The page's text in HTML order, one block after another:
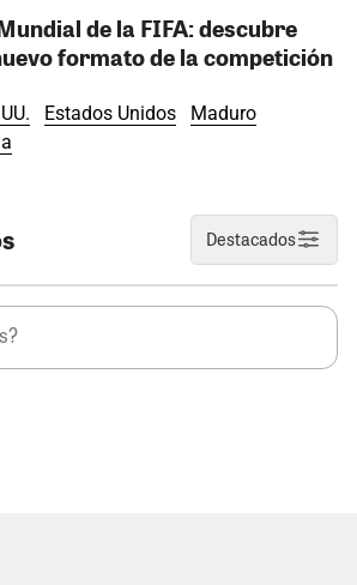
de la FIFA: descubre
formato de la competición
Estados Unidos
Maduro
Destacados